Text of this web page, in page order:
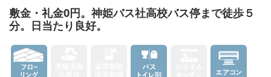
敷金・礼金0円。神姫バス社高校バス停まで徒歩５
分。日当たり良好。